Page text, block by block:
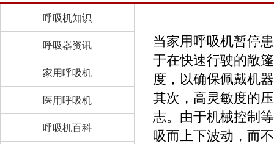
呼吸机知识
呼吸器资讯
家用呼吸机
医用呼吸机
呼吸机百科
当家用呼吸机暂停
于在快速行驶的敞
度，以确保佩戴机
其次，高灵敏度的
志。由于机械控制
吸而上下波动，而